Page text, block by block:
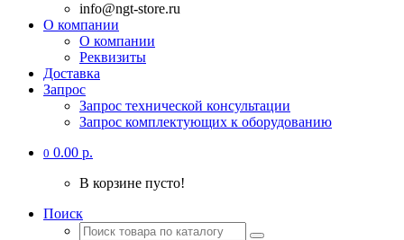
info@ngt-store.ru
О компании
О компании
Реквизиты
Доставка
Запрос
Запрос технической консультации
Запрос комплектующих к оборудованию
0 0.00 р.
В корзине пусто!
Поиск